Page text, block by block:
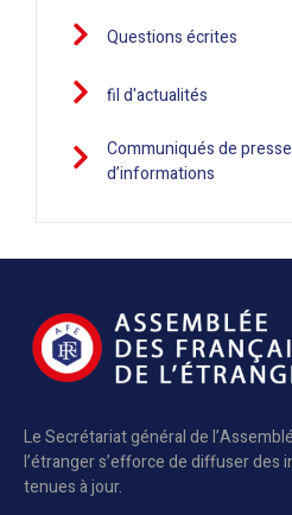
Questions écrites
fil d'actualités
Communiqués de
d’informations
Le Secrétariat général de
l’étranger s’efforce de diffuser
tenues à jour.